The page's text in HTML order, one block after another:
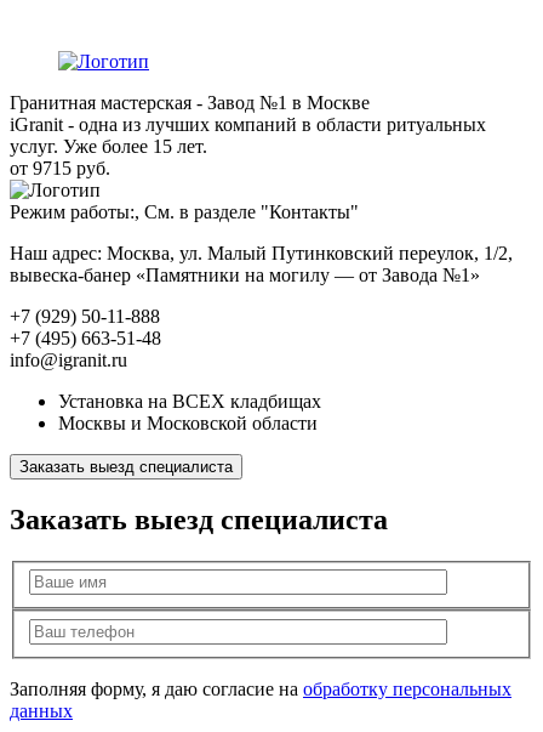
Гранитная мастерская - Завод №1 в Москве
iGranit - одна из лучших компаний в области ритуальных
услуг. Уже более 15 лет.
от 9715 руб.
Режим работы:, См. в разделе "Контакты"
Наш адрес: Москва, ул. Малый Путинковский переулок, 1/2,
вывеска-банер «Памятники на могилу — от Завода №1»
+7 (929) 50-11-888
+7 (495) 663-51-48
info@igranit.ru
Установка на ВСЕХ кладбищах
Москвы и Московской области
Заказать выезд специалиста
Заказать выезд специалиста
Заполняя форму, я даю согласие на обработку персональных
данных